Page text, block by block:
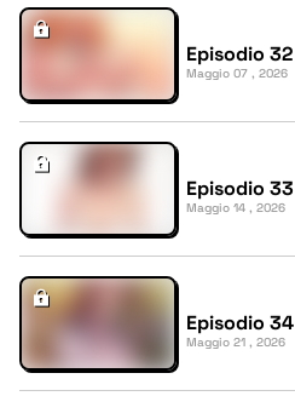
Episodio 32
Maggio 07 , 2026
Episodio 33
Maggio 14 , 2026
Episodio 34
Maggio 21 , 2026